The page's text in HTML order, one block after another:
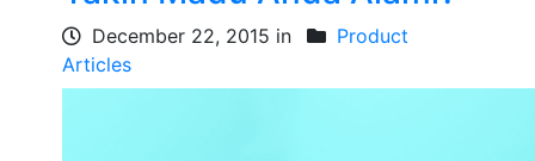
December 22, 2015 in
Product
Articles